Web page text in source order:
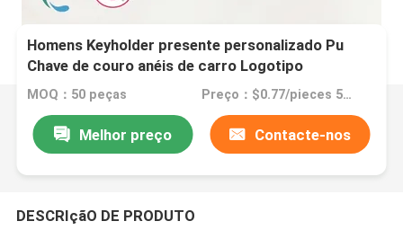
Homens Keyholder presente personalizado Pu
Chave de couro anéis de carro Logotipo
personalizado chaveiro em relevo para acessórios
MOQ：50 peças Preço：$0.77/pieces 50-99 pieces
Melhor preço Contacte-nos
DESCRIçãO DE PRODUTO